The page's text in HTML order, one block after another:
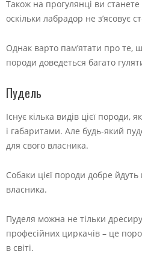
Також на прогулянці ви станете
оскільки лабрадор не з’ясовує
Однак варто пам’ятати про те,
породи доведеться багато
Пудель
Існує кілька видів цієї породи,
і габаритами. Але будь-який
для свого власника.
Собаки цієї породи добре йдуть
власника.
Пуделя можна не тільки
професійних циркачів – це
в світі.